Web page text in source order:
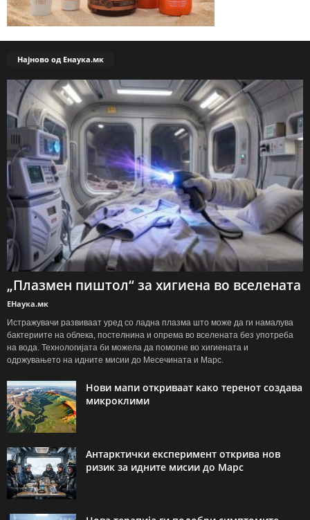
Најново од Енаука.мк
„Плазмен пиштол“ за хигиена во вселената
ЕНаука.мк
Истражувачи развиваат уред со ладна плазма што може да ги намалува
бактериите на облека, постелнина и опрема во вселената без употреба
на вода. Технологијата би можела да помогне во хигиената и
одржувањето на идните мисии до Месечината и Марс.
Нови мапи откриваат како теренот создава
микроклими
Антарктички експеримент открива нов
ризик за идните мисии до Марс